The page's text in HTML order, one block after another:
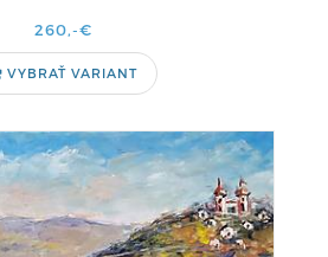
260,-€
VYBRAŤ VARIANT